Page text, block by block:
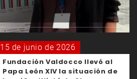
15 de junio de 2026
Fundación Valdocco llevó al
Papa León XIV la situación de